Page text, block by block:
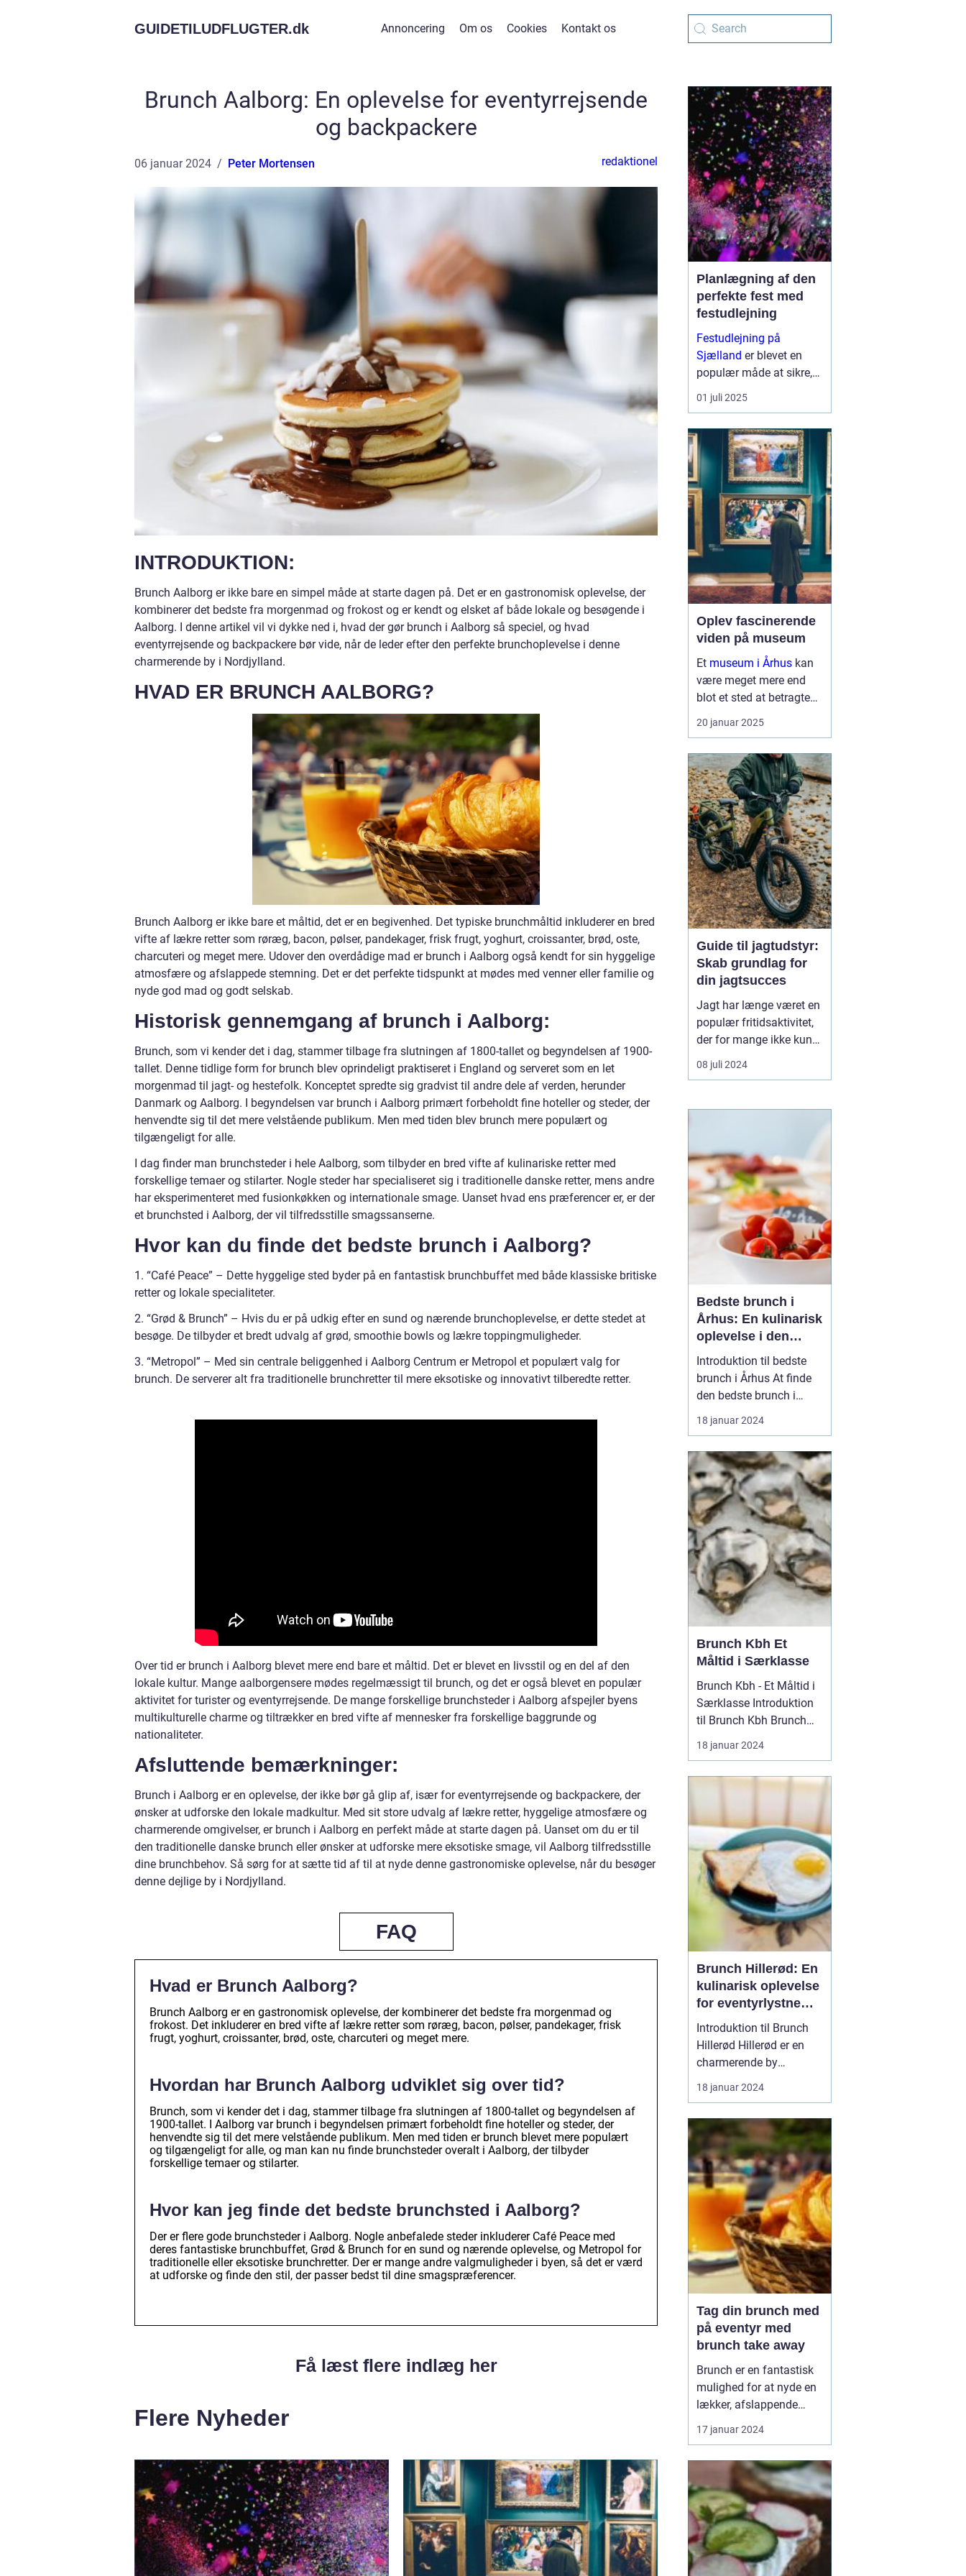
GUIDETILUDFLUGTER.dk Annoncering Om os Cookies Kontakt os
Brunch Aalborg: En oplevelse for eventyrrejsende
og backpackere
06 januar 2024 Peter Mortensen redaktionel
INTRODUKTION:
Brunch Aalborg er ikke bare en simpel måde at starte dagen på. Det er en gastronomisk oplevelse, der
kombinerer det bedste fra morgenmad og frokost og er kendt og elsket af både lokale og besøgende i
Aalborg. I denne artikel vil vi dykke ned i, hvad der gør brunch i Aalborg så speciel, og hvad
eventyrrejsende og backpackere bør vide, når de leder efter den perfekte brunchoplevelse i denne
charmerende by i Nordjylland.
HVAD ER BRUNCH AALBORG?
Brunch Aalborg er ikke bare et måltid, det er en begivenhed. Det typiske brunchmåltid inkluderer en bred
vifte af lækre retter som røræg, bacon, pølser, pandekager, frisk frugt, yoghurt, croissanter, brød, oste,
charcuteri og meget mere. Udover den overdådige mad er brunch i Aalborg også kendt for sin hyggelige
atmosfære og afslappede stemning. Det er det perfekte tidspunkt at mødes med venner eller familie og
nyde god mad og godt selskab.
Historisk gennemgang af brunch i Aalborg:
Brunch, som vi kender det i dag, stammer tilbage fra slutningen af 1800-tallet og begyndelsen af 1900-
tallet. Denne tidlige form for brunch blev oprindeligt praktiseret i England og serveret som en let
morgenmad til jagt- og hestefolk. Konceptet spredte sig gradvist til andre dele af verden, herunder
Danmark og Aalborg. I begyndelsen var brunch i Aalborg primært forbeholdt fine hoteller og steder, der
henvendte sig til det mere velstående publikum. Men med tiden blev brunch mere populært og
tilgængeligt for alle.
I dag finder man brunchsteder i hele Aalborg, som tilbyder en bred vifte af kulinariske retter med
forskellige temaer og stilarter. Nogle steder har specialiseret sig i traditionelle danske retter, mens andre
har eksperimenteret med fusionkøkken og internationale smage. Uanset hvad ens præferencer er, er der
et brunchsted i Aalborg, der vil tilfredsstille smagssanserne.
Hvor kan du finde det bedste brunch i Aalborg?
1. “Café Peace” – Dette hyggelige sted byder på en fantastisk brunchbuffet med både klassiske britiske
retter og lokale specialiteter.
2. “Grød & Brunch” – Hvis du er på udkig efter en sund og nærende brunchoplevelse, er dette stedet at
besøge. De tilbyder et bredt udvalg af grød, smoothie bowls og lækre toppingmuligheder.
3. “Metropol” – Med sin centrale beliggenhed i Aalborg Centrum er Metropol et populært valg for
brunch. De serverer alt fra traditionelle brunchretter til mere eksotiske og innovativt tilberedte retter.
Over tid er brunch i Aalborg blevet mere end bare et måltid. Det er blevet en livsstil og en del af den
lokale kultur. Mange aalborgensere mødes regelmæssigt til brunch, og det er også blevet en populær
aktivitet for turister og eventyrrejsende. De mange forskellige brunchsteder i Aalborg afspejler byens
multikulturelle charme og tiltrækker en bred vifte af mennesker fra forskellige baggrunde og
nationaliteter.
Afsluttende bemærkninger:
Brunch i Aalborg er en oplevelse, der ikke bør gå glip af, især for eventyrrejsende og backpackere, der
ønsker at udforske den lokale madkultur. Med sit store udvalg af lækre retter, hyggelige atmosfære og
charmerende omgivelser, er brunch i Aalborg en perfekt måde at starte dagen på. Uanset om du er til
den traditionelle danske brunch eller ønsker at udforske mere eksotiske smage, vil Aalborg tilfredsstille
dine brunchbehov. Så sørg for at sætte tid af til at nyde denne gastronomiske oplevelse, når du besøger
denne dejlige by i Nordjylland.
FAQ
Hvad er Brunch Aalborg?
Brunch Aalborg er en gastronomisk oplevelse, der kombinerer det bedste fra morgenmad og
frokost. Det inkluderer en bred vifte af lækre retter som røræg, bacon, pølser, pandekager, frisk
frugt, yoghurt, croissanter, brød, oste, charcuteri og meget mere.
Hvordan har Brunch Aalborg udviklet sig over tid?
Brunch, som vi kender det i dag, stammer tilbage fra slutningen af 1800-tallet og begyndelsen af
1900-tallet. I Aalborg var brunch i begyndelsen primært forbeholdt fine hoteller og steder, der
henvendte sig til det mere velstående publikum. Men med tiden er brunch blevet mere populært
og tilgængeligt for alle, og man kan nu finde brunchsteder overalt i Aalborg, der tilbyder
forskellige temaer og stilarter.
Hvor kan jeg finde det bedste brunchsted i Aalborg?
Der er flere gode brunchsteder i Aalborg. Nogle anbefalede steder inkluderer Café Peace med
deres fantastiske brunchbuffet, Grød & Brunch for en sund og nærende oplevelse, og Metropol for
traditionelle eller eksotiske brunchretter. Der er mange andre valgmuligheder i byen, så det er værd
at udforske og finde den stil, der passer bedst til dine smagspræferencer.
Få læst flere indlæg her
Flere Nyheder
Planlægning af den
perfekte fest med
festudlejning
Festudlejning på
Sjælland er blevet en
populær måde at sikre,
at ethvert arrangement
får en ekstra dimension
børnef&osla...
01 juli 2025
Oplev fascinerende
viden på museum
Et museum i Århus kan
være meget mere end
blot et sted at betragte
malerier og udstillinger.
Det er en rejse gennem
nysgerrige sind til at ...
20 januar 2025
Guide til jagtudstyr:
Skab grundlag for
din jagtsucces
Jagt har længe været en
populær fritidsaktivitet,
der for mange ikke kun
er en hobby, men en
passion. Det udstyr, man
betyde forskellen mellem
den...
08 juli 2024
Bedste brunch i
Århus: En kulinarisk
oplevelse i den
danske by
Introduktion til bedste
brunch i Århus At finde
den bedste brunch i
Århus kan være en
udfordrende opgave for
eller backpacker. Århus
er kendt for sit
pulserende madscene,
og brunch er ingen
undtagelse. Byen har en
bred vifte af...
18 januar 2024
Brunch Kbh Et
Måltid i Særklasse
Brunch Kbh - Et Måltid i
Særklasse Introduktion
til Brunch Kbh Brunch
Kbh er en kulinar...
18 januar 2024
Brunch Hillerød: En
kulinarisk oplevelse
for eventyrlystne
rejsende og
backpackere
Introduktion til Brunch
Hillerød Hillerød er en
charmerende by
beliggende i
Nordsjælland, Danmark.
rejsemål for
eventyrrejsende og
backpackere, der ønsker
at udforske de historiske
og naturlige skatte i
området. En af de mest
popul...
18 januar 2024
Tag din brunch med
på eventyr med
brunch take away
Brunch er en fantastisk
mulighed for at nyde en
lækker, afslappende
måltid med venner eller
familie. Men hvad gør
farten eller ikke har tid til
at sidde og spise i en
restaurant? Svaret er
enkelt: brunch take
away. Med denne
innova...
17 januar 2024